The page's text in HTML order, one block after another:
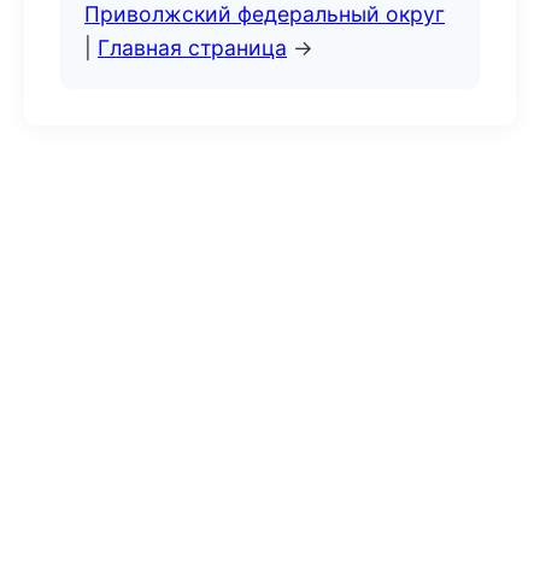
Приволжский федеральный округ
Главная страница →